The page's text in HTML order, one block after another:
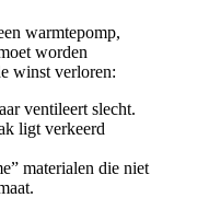
warmtepomp,
worden
winst verloren:
ventileert slecht.
ligt verkeerd
materialen die niet